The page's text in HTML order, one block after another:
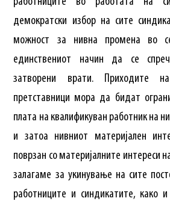
демократски избор на сите
можност за нивна промена во
единствениот начин да се
затворени врати. Приходите
претставници мора да бидат
плата на квалификуван работник на
и затоа нивниот материјален
поврзан со материјалните интереси
залагаме за укинување на сите
работниците и синдикатите, како